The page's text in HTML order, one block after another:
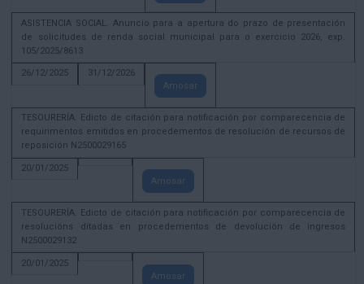
ASISTENCIA SOCIAL. Anuncio para a apertura do prazo de presentación
de solicitudes de renda social municipal para o exercicio 2026, exp.
105/2025/8613
26/12/2025
31/12/2026
Amosar
TESOURERÍA. Edicto de citación para notificación por comparecencia de
requirimentos emitidos en procedementos de resolución de recursos de
reposición N2500029165
20/01/2025
Amosar
TESOURERÍA. Edicto de citación para notificación por comparecencia de
resolucións ditadas en procedementos de devolución de ingresos
N2500029132
20/01/2025
Amosar